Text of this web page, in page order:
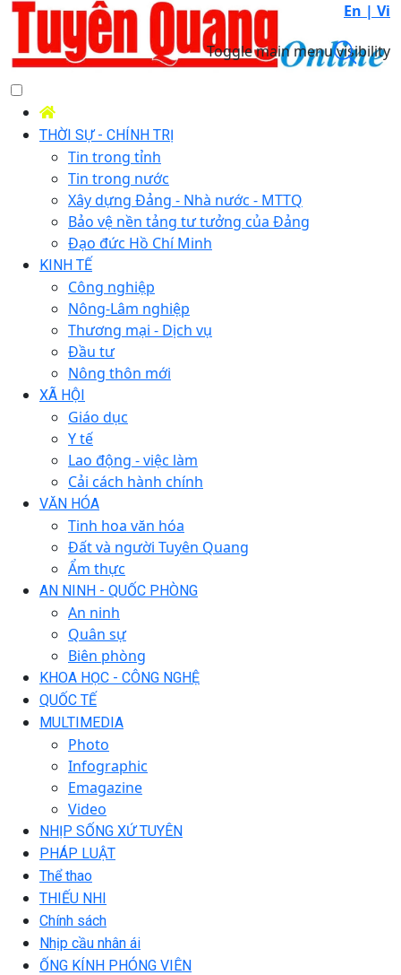
En | Vi
Toggle main menu visibility
THỜI SỰ - CHÍNH TRỊ
Tin trong tỉnh
Tin trong nước
Xây dựng Đảng - Nhà nước - MTTQ
Bảo vệ nền tảng tư tưởng của Đảng
Đạo đức Hồ Chí Minh
KINH TẾ
Công nghiệp
Nông-Lâm nghiệp
Thương mại - Dịch vụ
Đầu tư
Nông thôn mới
XÃ HỘI
Giáo dục
Y tế
Lao động - việc làm
Cải cách hành chính
VĂN HÓA
Tinh hoa văn hóa
Đất và người Tuyên Quang
Ẩm thực
AN NINH - QUỐC PHÒNG
An ninh
Quân sự
Biên phòng
KHOA HỌC - CÔNG NGHỆ
QUỐC TẾ
MULTIMEDIA
Photo
Infographic
Emagazine
Video
NHỊP SỐNG XỨ TUYÊN
PHÁP LUẬT
Thể thao
THIẾU NHI
Chính sách
Nhịp cầu nhân ái
ỐNG KÍNH PHÓNG VIÊN